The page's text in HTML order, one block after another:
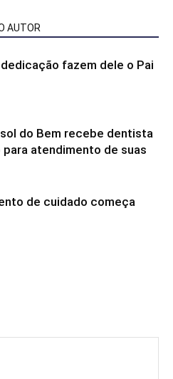
AUTOR
fazem dele o Pai
do Bem recebe dentista
atendimento de suas
de cuidado começa